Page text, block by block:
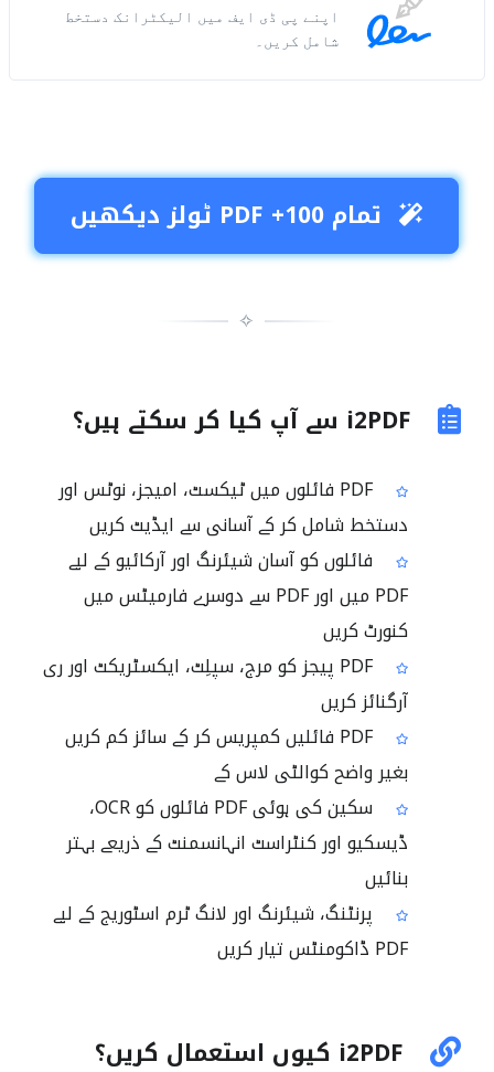
اپنے پی ڈی ایف میں الیکٹرانک دستخط
شامل کریں۔
تمام 100+ PDF ٹولز دیکھیں
✧
i2PDF سے آپ کیا کر سکتے ہیں؟
PDF فائلوں میں ٹیکسٹ، امیجز، نوٹس اور
دستخط شامل کر کے آسانی سے ایڈیٹ کریں
فائلوں کو آسان شیئرنگ اور آرکائیو کے لیے
PDF میں اور PDF سے دوسرے فارمیٹس میں
کنورٹ کریں
PDF پیجز کو مرج، سپلِٹ، ایکسٹریکٹ اور ری
آرگنائز کریں
PDF فائلیں کمپریس کر کے سائز کم کریں
بغیر واضح کوالٹی لاس کے
سکین کی ہوئی PDF فائلوں کو OCR،
ڈیسکیو اور کنٹراسٹ انہانسمنٹ کے ذریعے بہتر
بنائیں
پرنٹنگ، شیئرنگ اور لانگ ٹرم اسٹوریج کے لیے
PDF ڈاکومنٹس تیار کریں
i2PDF کیوں استعمال کریں؟